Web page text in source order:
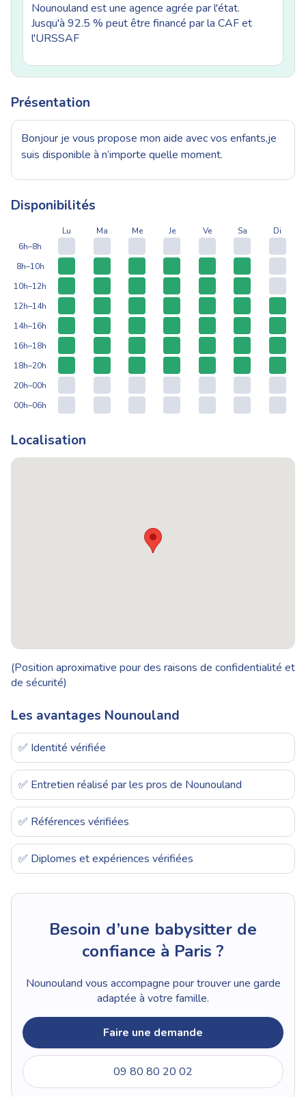
Nounouland est une agence agrée par l'état.
Jusqu'à 92.5 % peut être financé par la CAF et
l'URSSAF
Présentation
Bonjour je vous propose mon aide avec vos enfants,je
suis disponible à n’importe quelle moment.
Disponibilités
Lu Ma Me Je Ve Sa
Di
6h–8h
8h–10h
10h–12h
12h–14h
14h–16h
16h–18h
18h–20h
20h–00h
00h–06h
Localisation
(Position aproximative pour des raisons de confidentialité et
de sécurité)
Les avantages Nounouland
✅ Identité vérifiée
✅ Entretien réalisé par les pros de Nounouland
✅ Références vérifiées
✅ Diplomes et expériences vérifiées
Besoin d’une babysitter de
confiance à Paris ?
Nounouland vous accompagne pour trouver une garde
adaptée à votre famille.
Faire une demande
09 80 80 20 02